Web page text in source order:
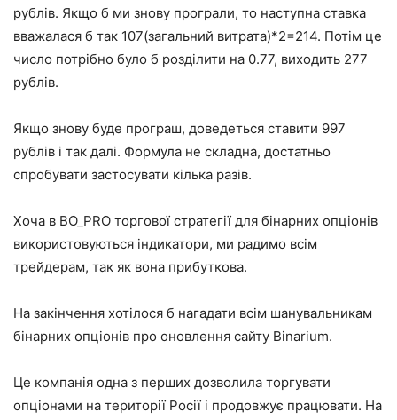
рублів. Якщо б ми знову програли, то наступна ставка
вважалася б так 107(загальний витрата)*2=214. Потім це
число потрібно було б розділити на 0.77, виходить 277
рублів.
Якщо знову буде програш, доведеться ставити 997
рублів і так далі. Формула не складна, достатньо
спробувати застосувати кілька разів.
Хоча в BO_PRO торгової стратегії для бінарних опціонів
використовуються індикатори, ми радимо всім
трейдерам, так як вона прибуткова.
На закінчення хотілося б нагадати всім шанувальникам
бінарних опціонів про оновлення сайту Binarium.
Це компанія одна з перших дозволила торгувати
опціонами на території Росії і продовжує працювати. На